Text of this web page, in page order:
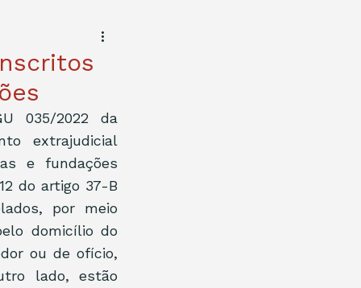
035/2022 da
extrajudicial
e fundações
do artigo 37-B
por meio
domicílio do
ou de ofício,
lado, estão